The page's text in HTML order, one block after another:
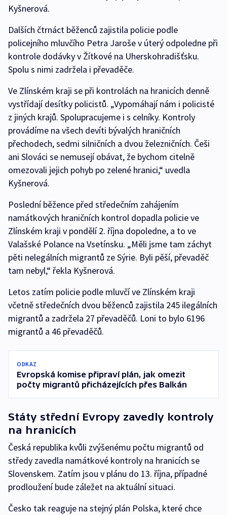
Kyšnerová.
Dalších čtrnáct běženců zajistila policie podle
policejního mluvčího Petra Jaroše v úterý odpoledne při
kontrole dodávky v Žítkové na Uherskohradišťsku.
Spolu s nimi zadržela i převaděče.
Ve Zlínském kraji se při kontrolách na hranicích denně
vystřídají desítky policistů. „Vypomáhají nám i policisté
z jiných krajů. Spolupracujeme i s celníky. Kontroly
provádíme na všech devíti bývalých hraničních
přechodech, sedmi silničních a dvou železničních. Češi
ani Slováci se nemusejí obávat, že bychom citelně
omezovali jejich pohyb po zelené hranici,“ uvedla
Kyšnerová.
Poslední běžence před středečním zahájením
namátkových hraničních kontrol dopadla policie ve
Zlínském kraji v pondělí 2. října dopoledne, a to ve
Valašské Polance na Vsetínsku. „Měli jsme tam záchyt
pěti nelegálních migrantů ze Sýrie. Byli pěší, převaděč
tam nebyl,“ řekla Kyšnerová.
Letos zatím policie podle mluvčí ve Zlínském kraji
včetně středečních dvou běženců zajistila 245 ilegálních
migrantů a zadržela 27 převaděčů. Loni to bylo 6196
migrantů a 46 převaděčů.
ODKAZ
Evropská komise připraví plán, jak omezit
počty migrantů přicházejících přes Balkán
Státy střední Evropy zavedly kontroly
na hranicích
Česká republika kvůli zvýšenému počtu migrantů od
středy zavedla namátkové kontroly na hranicích se
Slovenskem. Zatím jsou v plánu do 13. října, případné
prodloužení bude záležet na aktuální situaci.
Česko tak reaguje na stejný plán Polska, které chce